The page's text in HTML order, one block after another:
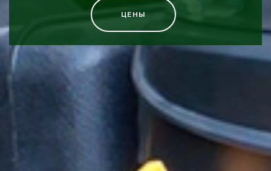
ЦЕНЫ